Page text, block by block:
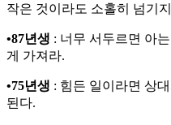
작은 것이라도 소홀히 넘기
•87년생 : 너무 서두르면 아
게 가져라.
•75년생 : 힘든 일이라면 상
된다.